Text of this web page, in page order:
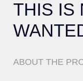
THIS IS
ABOUT THE